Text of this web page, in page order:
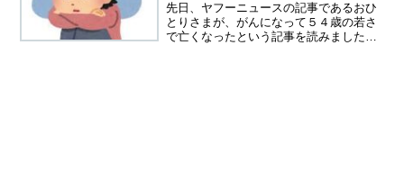
先日、ヤフーニュースの記事であるおひ
とりさまが、がんになって５４歳の若さ
で亡くなったという記事を読みました。